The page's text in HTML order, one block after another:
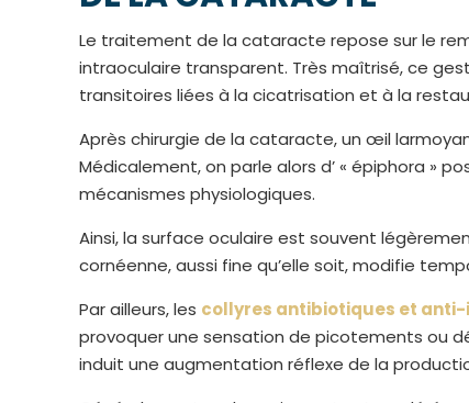
Le traitement de la cataracte repose sur le
intraoculaire transparent. Très maîtrisé, ce
transitoires liées à la cicatrisation et à la
Après chirurgie de la cataracte, un œil
Médicalement, on parle alors d’ « épiphora »
mécanismes physiologiques.
Ainsi, la surface oculaire est souvent
cornéenne, aussi fine qu’elle soit, modifie
Par ailleurs, les collyres antibiotiques et
provoquer une sensation de picotements ou
induit une augmentation réflexe de la